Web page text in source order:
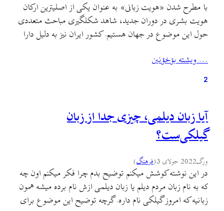
با مطرح شدن «هویت زبانی» به عنوان یکی از اصلیترین ارکان
هویت بشری در دوران جدید، شاهد شکلگیری مباحث متعددی
حول این موضوع در جهان هستیم. کشور ایران نیز به دلیل دارا
حوزه‌های فرهنگی کشور ایران، سواحل جنوبی دریای کاسپی و
کوهستان البرز…
… ويشته بۊخؤنين
2
آیا زبان دیلمی، چیزی جدا از زبان
گیلکی‌ست؟
ورگ2022 جولای 3 (فرهنگ)
در این نوشته کوشش میکنم توضیح بدم چرا فکر میکنم اون چه
که به نام زبان مردم دیلم یا زبان دیلمی ازش نام برده میشه همون
زبانیه که امروز گیلکی نام داره. گرچه توضیح این موضوع برای